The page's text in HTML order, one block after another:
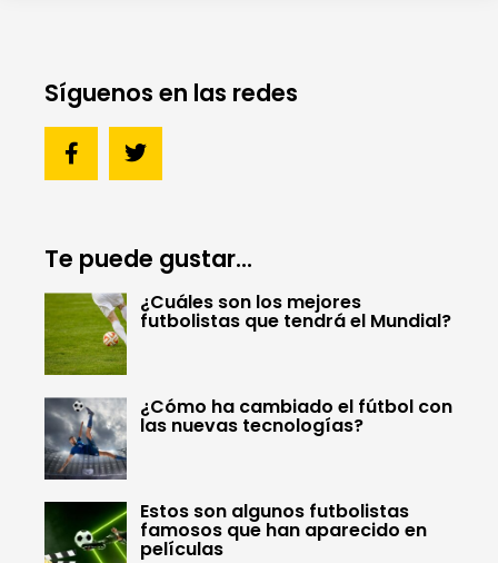
Síguenos en las redes
Te puede gustar...
¿Cuáles son los mejores
futbolistas que tendrá el Mundial?
¿Cómo ha cambiado el fútbol con
las nuevas tecnologías?
Estos son algunos futbolistas
famosos que han aparecido en
películas